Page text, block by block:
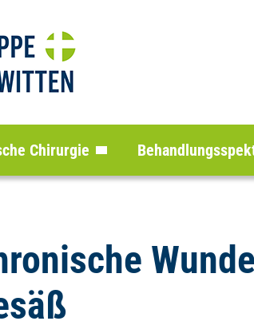
Chirurgie